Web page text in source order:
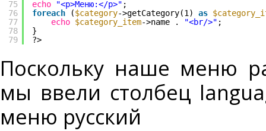
75
76
77
78
79
echo "<p>Меню:</p>" ;
foreach
($category->getCategory(1) as
echo $category_item->name . "<br/>" ;
}
?>
Поскольку наше меню
мы ввели столбец
меню русский